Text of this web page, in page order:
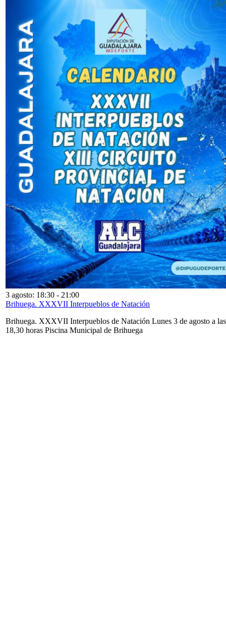
3 agosto: 18:30 - 21:00
Brihuega. XXXVII Interpueblos de Natación
Brihuega. XXXVII Interpueblos de Natación Lunes 3 de agosto a las
18,30 horas Piscina Municipal de Brihuega